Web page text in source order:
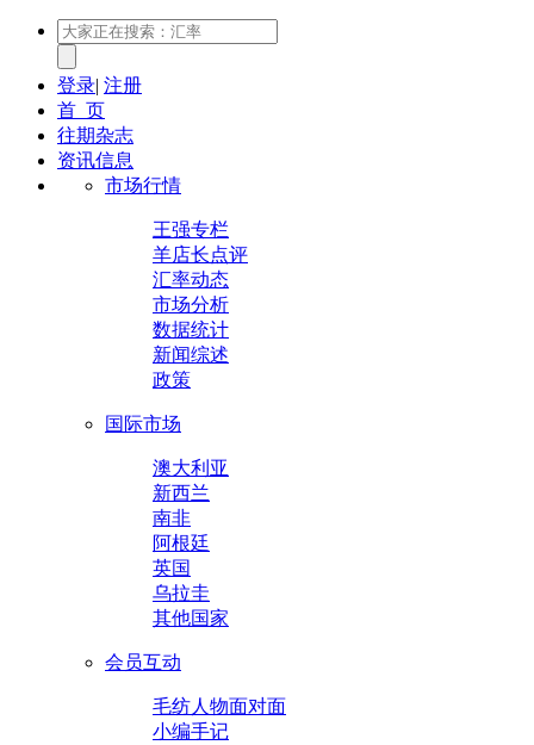
登录| 注册
首 页
往期杂志
资讯信息
市场行情
王强专栏
羊店长点评
汇率动态
市场分析
数据统计
新闻综述
政策
国际市场
澳大利亚
新西兰
南非
阿根廷
英国
乌拉圭
其他国家
会员互动
毛纺人物面对面
小编手记